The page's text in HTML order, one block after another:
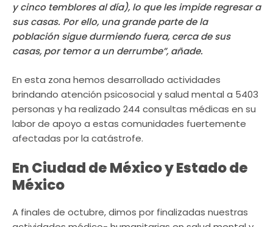
y cinco temblores al día), lo que les impide regresar a
sus casas. Por ello, una grande parte de la
población sigue durmiendo fuera, cerca de sus
casas, por temor a un derrumbe”, añade.
En esta zona hemos desarrollado actividades
brindando atención psicosocial y salud mental a 5403
personas y ha realizado 244 consultas médicas en su
labor de apoyo a estas comunidades fuertemente
afectadas por la catástrofe.
En Ciudad de México y Estado de
México
A finales de octubre, dimos por finalizadas nuestras